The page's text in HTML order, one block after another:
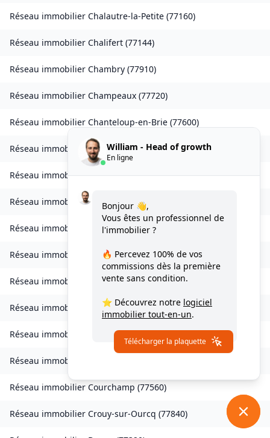
Réseau immobilier Chalautre-la-Petite (77160)
Réseau immobilier Chalifert (77144)
Réseau immobilier Chambry (77910)
Réseau immobilier Champeaux (77720)
Réseau immobilier Chanteloup-en-Brie (77600)
Réseau immobilierLa Chapelle-Rablais (77370)
Réseau immobilierLes Chapelles-Bourbon(77610)
Réseau immobilierCharmentray(77410
Réseau immobilier Charny(77410)
Réseau immobilier Chessy(77700)
Réseau immobilier Combs-la-Ville (77380)
Réseau immobilier Compans(77290)
Réseau immobilier Condé-Sainte-Libiaire
Réseau immobilier
Réseau immobilier Courchamp (77560)
Réseau immobilier Crouy-sur-Ourcq (77840)
William - Head of growth
En ligne
Bonjour 👋,
Vous êtes un professionnel de
l'immobilier ?
🔥 Percevez 100% de vos
commissions dès la première
vente sans condition.
⭐ Découvrez notre logiciel
immobilier tout-en-un.
Télécharger la plaquette